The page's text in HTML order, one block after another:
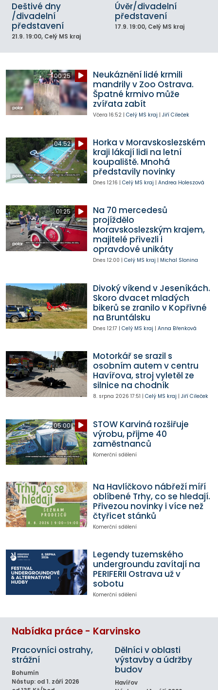
Deštivé dny
/divadelní
představení
21.9. 19:00, Celý MS kraj
Úvěr/divadelní
představení
17.9. 19:00, Celý MS kraj
00:25
Neukáznění lidé krmili
mandrily v Zoo Ostrava.
Špatné krmivo může
zvířata zabít
Včera 16:52| Celý MS kraj | Jiří Cileček
04:52
Horka v Moravskoslezském
kraji lákají lidi na letní
koupaliště. Mnohá
představily novinky
Dnes 12:16 | Celý MS kraj | Andrea Holeszová
01:25
Na 70 mercedesů
projíždělo
Moravskoslezským krajem,
majitelé přivezli i
opravdové unikáty
Dnes 12:00 | Celý MS kraj | Michal Slonina
Divoký víkend v Jeseníkách.
Skoro dvacet mladých
bikerů se zranilo v Kopřivné
na Bruntálsku
Dnes 12:17 | Celý MS kraj | Anna Břenková
Motorkář se srazil s
osobním autem v centru
Havířova, stroj vyletěl ze
silnice na chodník
8. srpna 2026 17:51 | Celý MS kraj | Jiří Cileček
05:00
STOW Karviná rozšiřuje
výrobu, přijme 40
zaměstnanců
Komerční sdělení
Na Havlíčkovo nábřeží míří
oblíbené Trhy, co se hledají.
Přivezou novinky i více než
čtyřicet stánků
Komerční sdělení
Legendy tuzemského
undergroundu zavítají na
PERIFERII Ostrava už v
sobotu
Komerční sdělení
Nabídka práce - Karvinsko
Pracovníci ostrahy,
strážní
Bohumín
Nástup: od 1. září 2026
Dělníci v oblasti
výstavby a údržby
budov
Havířov